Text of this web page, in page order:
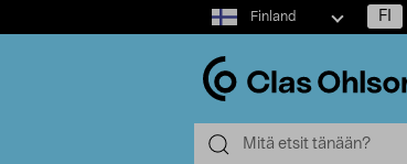
Select
market
Finland FI